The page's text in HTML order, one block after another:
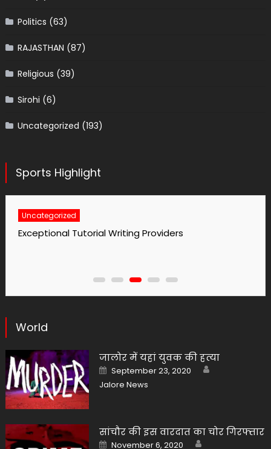
Politics (63)
RAJASTHAN (87)
Religious (39)
Sirohi (6)
Uncategorized (193)
Sports Highlight
No1 Essay Writing Service
World
जालोर में यहां युवक की हत्या
Posted
on
September 23, 2020
Jalore News
सांचौर की इस वारदात का चोर गिरफ्तार
Posted
November 6, 2020